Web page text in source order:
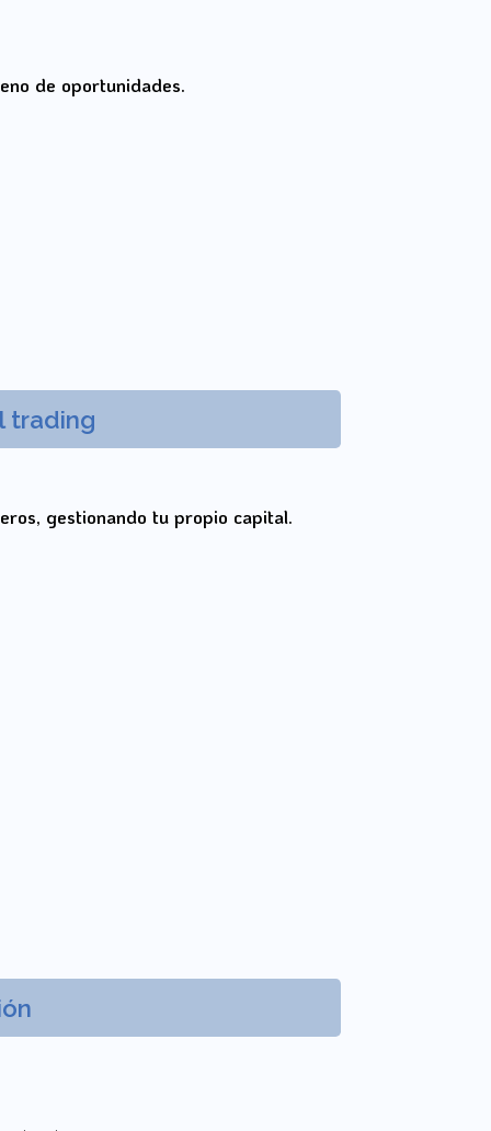
de oportunidades.
trading
gestionando tu propio capital.